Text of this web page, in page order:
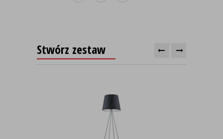
Stwórz zestaw